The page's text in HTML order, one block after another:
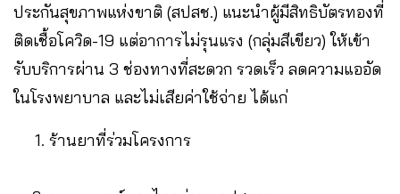
ประกันสุขภาพแห่งขาติ (สปสช.) แนะนำผู้มีสิทธิบัตรทองที่
ติดเชื้อโควิด-19 แต่อาการไม่รุนแรง (กลุ่มสีเขียว) ให้เข้า
รับบริการผ่าน 3 ช่องทางที่สะดวก รวดเร็ว ลดความแออัด
ในโรงพยาบาล และไม่เสียค่าใช้จ่าย ได้แก่
ร้านยาที่ร่วมโครงการ